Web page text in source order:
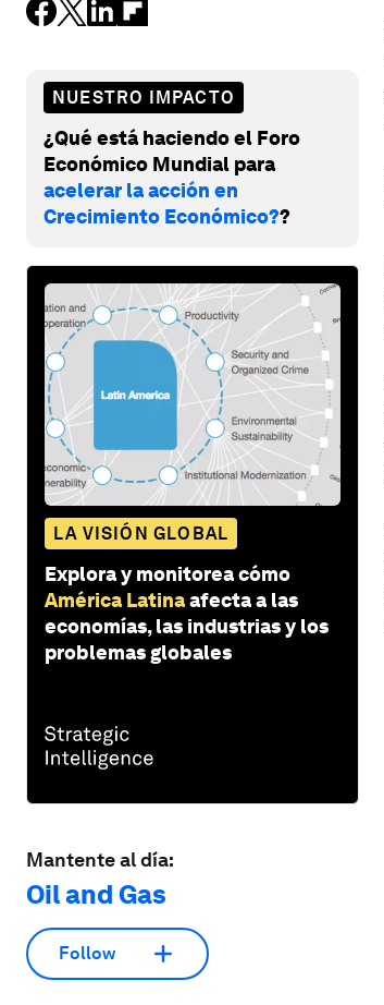
NUESTRO IMPACTO
¿Qué está haciendo el Foro
Económico Mundial para
acelerar la acción en
Crecimiento Económico??
LA VISIÓN GLOBAL
Explora y monitorea cómo
América Latinaafecta a las
economías, las industrias y los
problemas globales
Mantente al día:
Oil and Gas
Follow